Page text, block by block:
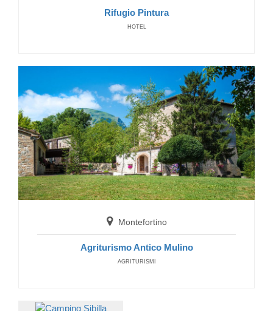
Castelsantangelo sul Nera
Hotel Dal Navigante
HOTELS
Rifugio Pintura
HOTEL
Montefortino
Agriturismo Antico Mulino
AGRITURISMI